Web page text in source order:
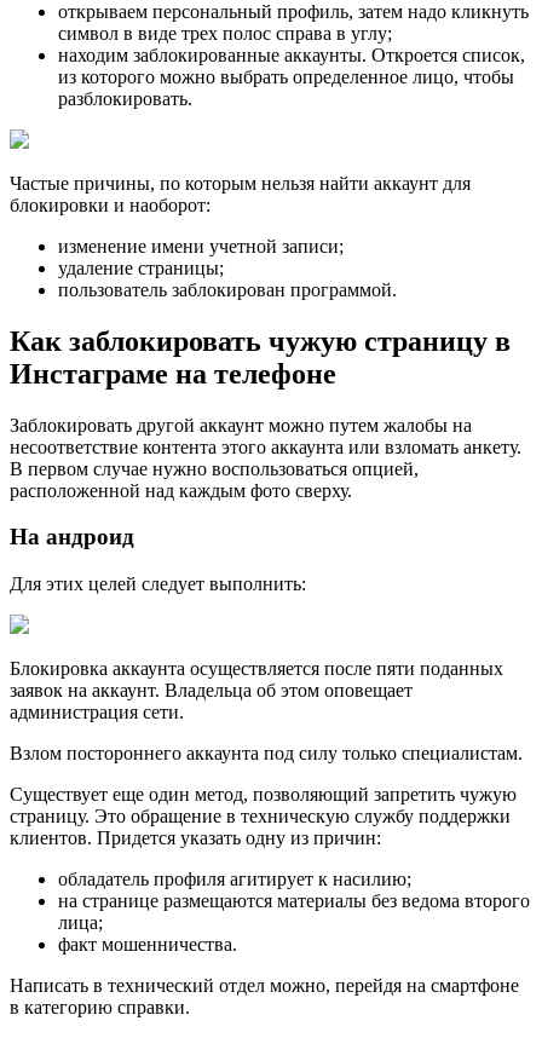
открываем персональный профиль, затем надо кликнуть
символ в виде трех полос справа в углу;
находим заблокированные аккаунты. Откроется список,
из которого можно выбрать определенное лицо, чтобы
разблокировать.
Частые причины, по которым нельзя найти аккаунт для
блокировки и наоборот:
изменение имени учетной записи;
удаление страницы;
пользователь заблокирован программой.
Как заблокировать чужую страницу в
Инстаграме на телефоне
Заблокировать другой аккаунт можно путем жалобы на
несоответствие контента этого аккаунта или взломать анкету.
В первом случае нужно воспользоваться опцией,
расположенной над каждым фото сверху.
На андроид
Для этих целей следует выполнить:
Блокировка аккаунта осуществляется после пяти поданных
заявок на аккаунт. Владельца об этом оповещает
администрация сети.
Взлом постороннего аккаунта под силу только специалистам.
Существует еще один метод, позволяющий запретить чужую
страницу. Это обращение в техническую службу поддержки
клиентов. Придется указать одну из причин:
обладатель профиля агитирует к насилию;
на странице размещаются материалы без ведома второго
лица;
факт мошенничества.
Написать в технический отдел можно, перейдя на смартфоне
в категорию справки.